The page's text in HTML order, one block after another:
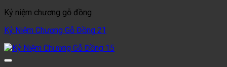
Kỷ niệm chương gỗ đồng
Kỷ Niệm Chương Gỗ Đồng 21